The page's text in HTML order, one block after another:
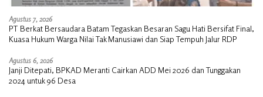
Agustus 7, 2026
PT Berkat Bersaudara Batam Tegaskan Besaran Sagu Hati Bersifat Final,
Kuasa Hukum Warga Nilai Tak Manusiawi dan Siap Tempuh Jalur RDP
Agustus 6, 2026
Janji Ditepati, BPKAD Meranti Cairkan ADD Mei 2026 dan Tunggakan
2024 untuk 96 Desa